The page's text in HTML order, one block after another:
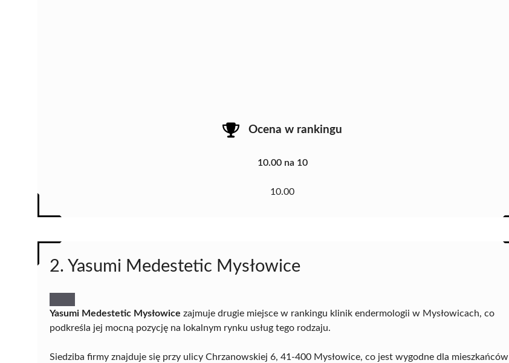
Ocena w rankingu
10.00 na 10
10.00
2. Yasumi Medestetic Mysłowice
Yasumi Medestetic Mysłowice zajmuje drugie miejsce w rankingu klinik endermologii w Mysłowicach, co
podkreśla jej mocną pozycję na lokalnym rynku usług tego rodzaju.
Siedziba firmy znajduje się przy ulicy Chrzanowskiej 6, 41-400 Mysłowice, co jest wygodne dla mieszkańców